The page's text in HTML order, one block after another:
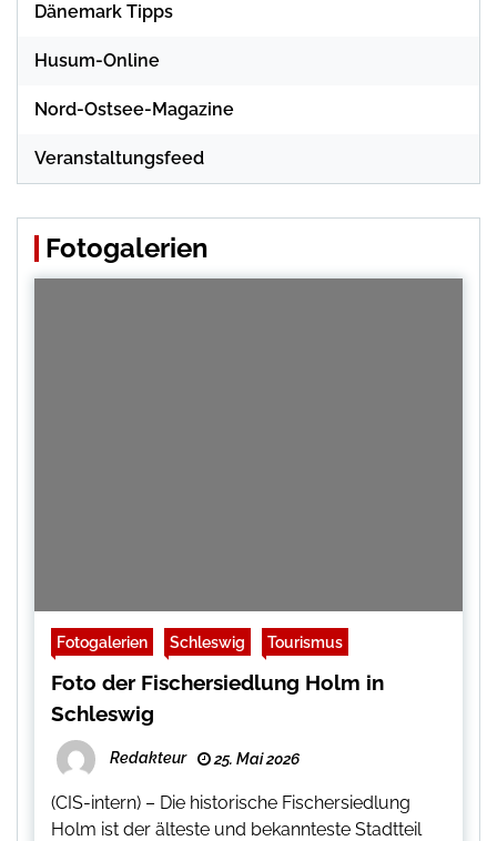
Dänemark Tipps
Husum-Online
Nord-Ostsee-Magazine
Veranstaltungsfeed
Fotogalerien
Fotogalerien Schleswig Tourismus
Foto der Fischersiedlung Holm in
Schleswig
Redakteur 25. Mai 2026
(CIS-intern) – Die historische Fischersiedlung
Holm ist der älteste und bekannteste Stadtteil